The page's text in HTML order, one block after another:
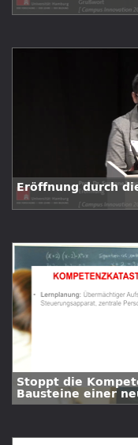
Eröffnung durch
Stoppt die
Bausteine einer